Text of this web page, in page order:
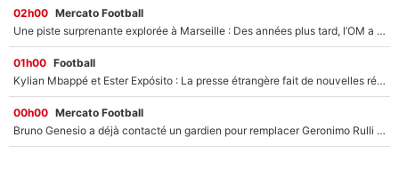
02h00 Mercato Football
Une piste surprenante explorée à Marseille : Des années plus tard, l’OM a tenté de faire revenir le joueur qui avait provoqué le départ d’André Villas-Boas !
01h00 Football
Kylian Mbappé et Ester Expósito : La presse étrangère fait de nouvelles révélations sur leurs vacances en amoureux
00h00 Mercato Football
Bruno Genesio a déjà contacté un gardien pour remplacer Geronimo Rulli : La crise financière peut encore plomber les plans de l’OM sur le mercato